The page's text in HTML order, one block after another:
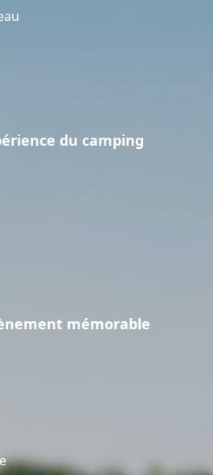
du camping
mémorable